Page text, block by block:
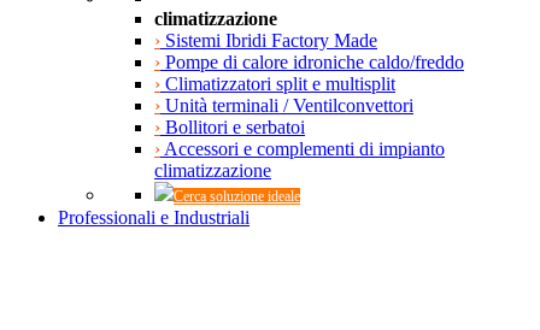
climatizzazione
› Sistemi Ibridi Factory Made
› Pompe di calore idroniche caldo/freddo
› Climatizzatori split e multisplit
› Unità terminali / Ventilconvettori
› Bollitori e serbatoi
› Accessori e complementi di impianto
climatizzazione
Cerca soluzione ideale
Professionali e Industriali